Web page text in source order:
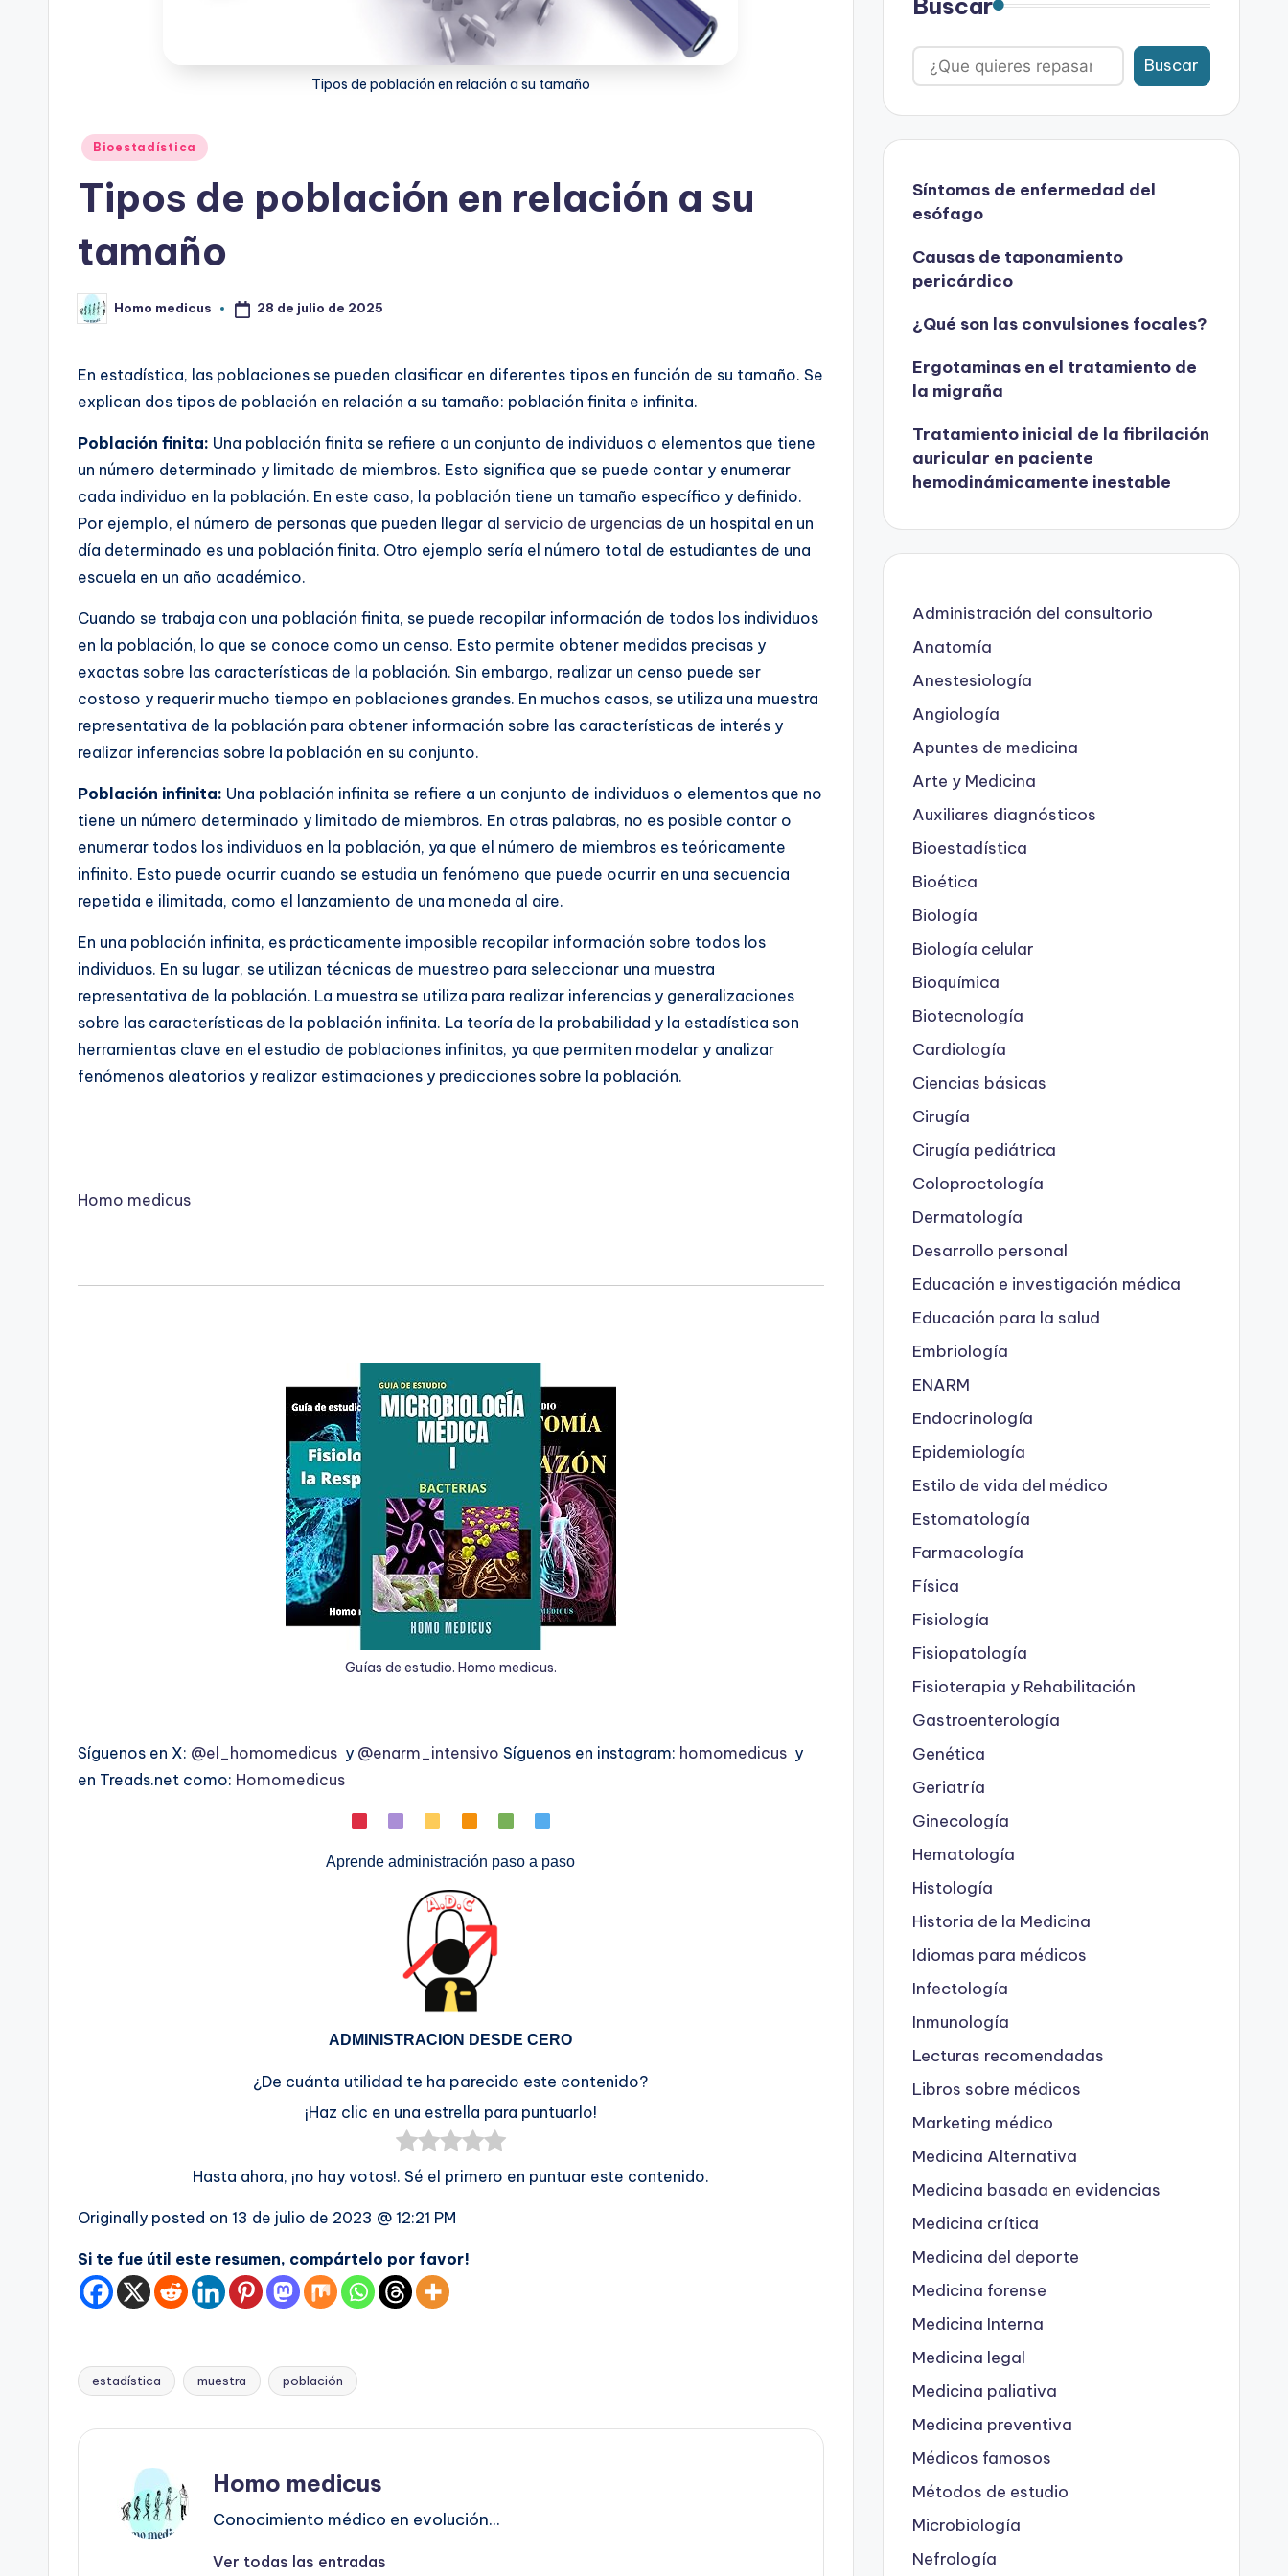
Tipos de población en relación a su tamaño
Publicado
Bioestadística
Tipos de población en relación a su
tamaño
Publicado
por
Homo medicus 28 de julio de 2025
En estadística, las poblaciones se pueden clasificar en diferentes tipos en función de su tamaño. Se
explican dos tipos de población en relación a su tamaño: población finita e infinita.
Población finita: Una población finita se refiere a un conjunto de individuos o elementos que tiene
un número determinado y limitado de miembros. Esto significa que se puede contar y enumerar
cada individuo en la población. En este caso, la población tiene un tamaño específico y definido.
Por ejemplo, el número de personas que pueden llegar al servicio de urgencias de un hospital en un
día determinado es una población finita. Otro ejemplo sería el número total de estudiantes de una
escuela en un año académico.
Cuando se trabaja con una población finita, se puede recopilar información de todos los individuos
en la población, lo que se conoce como un censo. Esto permite obtener medidas precisas y
exactas sobre las características de la población. Sin embargo, realizar un censo puede ser
costoso y requerir mucho tiempo en poblaciones grandes. En muchos casos, se utiliza una muestra
representativa de la población para obtener información sobre las características de interés y
realizar inferencias sobre la población en su conjunto.
Población infinita: Una población infinita se refiere a un conjunto de individuos o elementos que no
tiene un número determinado y limitado de miembros. En otras palabras, no es posible contar o
enumerar todos los individuos en la población, ya que el número de miembros es teóricamente
infinito. Esto puede ocurrir cuando se estudia un fenómeno que puede ocurrir en una secuencia
repetida e ilimitada, como el lanzamiento de una moneda al aire.
En una población infinita, es prácticamente imposible recopilar información sobre todos los
individuos. En su lugar, se utilizan técnicas de muestreo para seleccionar una muestra
representativa de la población. La muestra se utiliza para realizar inferencias y generalizaciones
sobre las características de la población infinita. La teoría de la probabilidad y la estadística son
herramientas clave en el estudio de poblaciones infinitas, ya que permiten modelar y analizar
fenómenos aleatorios y realizar estimaciones y predicciones sobre la población.
Homo medicus
Guías de estudio. Homo medicus.
Síguenos en X: @el_homomedicus y @enarm_intensivo Síguenos en instagram: homomedicus y
en Treads.net como: Homomedicus
Aprende administración paso a paso
ADMINISTRACION DESDE CERO
¿De cuánta utilidad te ha parecido este contenido?
¡Haz clic en una estrella para puntuarlo!
Hasta ahora, ¡no hay votos!. Sé el primero en puntuar este contenido.
Originally posted on 13 de julio de 2023 @ 12:21 PM
Si te fue útil este resumen, compártelo por favor!
Etiquetas:
estadística muestra población
Homo medicus
Conocimiento médico en evolución...
Ver todas las entradas
Buscar
Síntomas de enfermedad del
esófago
Causas de taponamiento
pericárdico
¿Qué son las convulsiones focales?
Ergotaminas en el tratamiento de
la migraña
Tratamiento inicial de la fibrilación
auricular en paciente
hemodinámicamente inestable
Administración del consultorio
Anatomía
Anestesiología
Angiología
Apuntes de medicina
Arte y Medicina
Auxiliares diagnósticos
Bioestadística
Bioética
Biología
Biología celular
Bioquímica
Biotecnología
Cardiología
Ciencias básicas
Cirugía
Cirugía pediátrica
Coloproctología
Dermatología
Desarrollo personal
Educación e investigación médica
Educación para la salud
Embriología
ENARM
Endocrinología
Epidemiología
Estilo de vida del médico
Estomatología
Farmacología
Física
Fisiología
Fisiopatología
Fisioterapia y Rehabilitación
Gastroenterología
Genética
Geriatría
Ginecología
Hematología
Histología
Historia de la Medicina
Idiomas para médicos
Infectología
Inmunología
Lecturas recomendadas
Libros sobre médicos
Marketing médico
Medicina Alternativa
Medicina basada en evidencias
Medicina crítica
Medicina del deporte
Medicina forense
Medicina Interna
Medicina legal
Medicina paliativa
Medicina preventiva
Médicos famosos
Métodos de estudio
Microbiología
Nefrología